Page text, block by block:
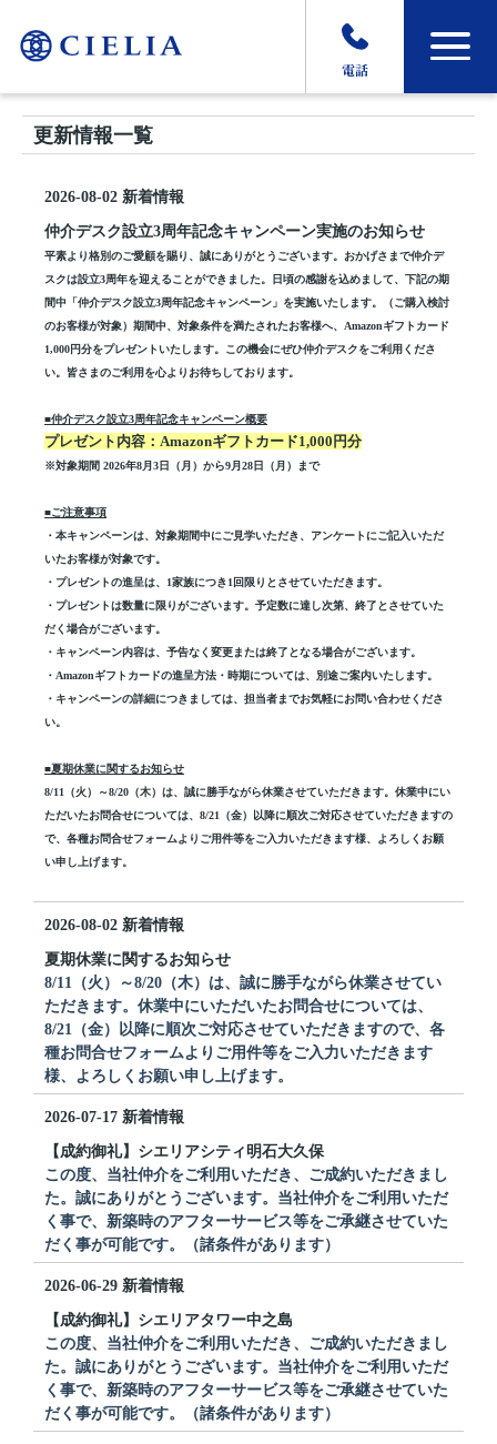
電話
更新情報一覧
2026-08-02 新着情報
仲介デスク設立3周年記念キャンペーン実施のお知らせ
平素より格別のご愛顧を賜り、誠にありがとうございます。おかげさまで仲介デ
スクは設立3周年を迎えることができました。日頃の感謝を込めまして、下記の期
間中「仲介デスク設立3周年記念キャンペーン」を実施いたします。（ご購入検討
のお客様が対象）期間中、対象条件を満たされたお客様へ、 Amazonギフトカード
1,000円分をプレゼントいたします。この機会にぜひ仲介デスクをご利用くださ
い。 皆さまのご利用を心よりお待ちしております。
■仲介デスク設立3周年記念キャンペーン概要
プレゼント内容：Amazonギフトカード1,000円分
※対象期間 2026年8月 3日（月）から9月 28日（月）まで
■ご注意事項
・本キャンペーンは、対象期間中にご見学いただき、アンケートにご記入いただ
いたお客様が対象です。
・プレゼントの進呈は、 1家族につき1 回限りとさせていただきます。
・プレゼントは数量に限りがございます。予定数に達し次第、終了とさせていた
だく場合がございます。
・キャンペーン内容は、予告なく変更または終了となる場合がございます。
・ Amazonギフトカードの進呈方法・時期については、別途ご案内いたします。
・キャンペーンの詳細につきましては、担当者までお気軽にお問い合わせくださ
い。
■夏期休業に関するお知らせ
8/11 （火）～8/20 （木）は、誠に勝手ながら休業させていただきます。休業中にい
ただいたお問合せについては、 8/21 （金）以降に順次ご対応させていただきますの
で、各種お問合せフォームよりご用件等をご入力いただきます様、よろしくお願
い申し上げます。
2026-08-02 新着情報
夏期休業に関するお知らせ
8/11（火）～8/20（木）は、誠に勝手ながら休業させてい
ただきます。休業中にいただいたお問合せについては、
8/21（金）以降に順次ご対応させていただきますので、各
種お問合せフォームよりご用件等をご入力いただきます
様、よろしくお願い申し上げます。
2026-07-17 新着情報
【成約御礼】シエリアシティ明石大久保
この度、当社仲介をご利用いただき、ご成約いただきまし
た。誠にありがとうございます。当社仲介をご利用いただ
く事で、新築時のアフターサービス等をご承継させていた
だく事が可能です。（諸条件があります）
2026-06-29 新着情報
【成約御礼】シエリアタワー中之島
この度、当社仲介をご利用いただき、ご成約いただきまし
た。誠にありがとうございます。当社仲介をご利用いただ
く事で、新築時のアフターサービス等をご承継させていた
だく事が可能です。（諸条件があります）